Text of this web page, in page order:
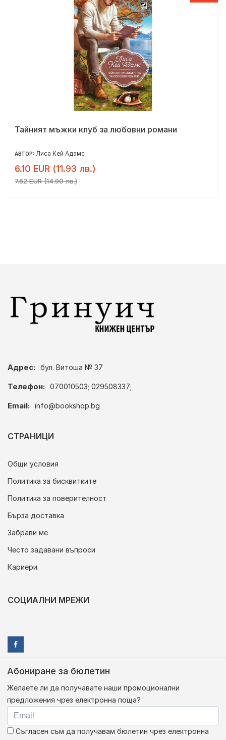
Тайният мъжки клуб за любовни романи
АВТОР: Лиса Кей Адамс
6.10 EUR (11.93 лв.)
7.62 EUR (14.90 лв.)
Адрес: бул. Витоша № 37
Телефон: 070010503; 029508337;
Email: info@bookshop.bg
СТРАНИЦИ
Общи условия
Политика за бисквитките
Политика за поверителност
Бърза доставка
Забрави ме
Често задавани въпроси
Кариери
СОЦИАЛНИ МРЕЖИ
Абониране за бюлетин
Желаете ли да получавате наши промоционални
предложения чрез електронна поща?
Съгласен съм да получавам бюлетин чрез електронна